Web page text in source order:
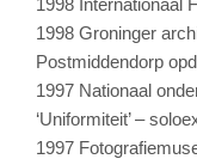
1998 Groninger
Postmiddendorp
1997 Nationaal
‘Uniformiteit’ –
1997